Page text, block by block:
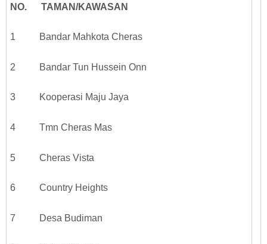
NO. TAMAN/KAWASAN
1 Bandar Mahkota Cheras
2 Bandar Tun Hussein Onn
3 Kooperasi Maju Jaya
4 Tmn Cheras Mas
5 Cheras Vista
6 Country Heights
7 Desa Budiman